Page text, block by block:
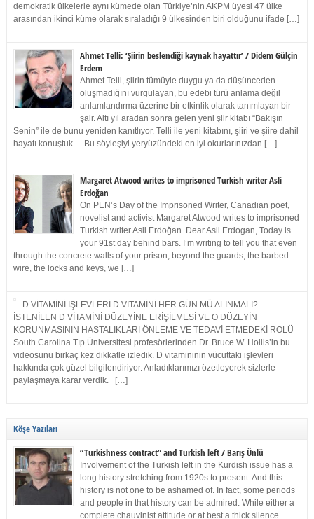
demokratik ülkelerle aynı kümede olan Türkiye’nin AKPM üyesi 47 ülke
arasından ikinci küme olarak sıraladığı 9 ülkesinden biri olduğunu ifade […]
Ahmet Telli: ‘Şiirin beslendiği kaynak hayattır’ / Didem Gülçin
Erdem
Ahmet Telli, şiirin tümüyle duygu ya da düşünceden
oluşmadığını vurgulayan, bu edebi türü anlama değil
anlamlandırma üzerine bir etkinlik olarak tanımlayan bir
şair. Altı yıl aradan sonra gelen yeni şiir kitabı “Bakışın
Senin” ile de bunu yeniden kanıtlıyor. Telli ile yeni kitabını, şiiri ve şiire dahil
hayatı konuştuk. – Bu söyleşiyi yeryüzündeki en iyi okurlarınızdan […]
Margaret Atwood writes to imprisoned Turkish writer Asli
Erdoğan
On PEN’s Day of the Imprisoned Writer, Canadian poet,
novelist and activist Margaret Atwood writes to imprisoned
Turkish writer Asli Erdoğan. Dear Asli Erdogan, Today is
your 91st day behind bars. I’m writing to tell you that even
through the concrete walls of your prison, beyond the guards, the barbed
wire, the locks and keys, we […]
D VİTAMİNİ İŞLEVLERİ D VİTAMİNİ HER GÜN MÜ ALINMALI?
İSTENİLEN D VİTAMİNİ DÜZEYİNE ERİŞİLMESİ VE O DÜZEYİN
KORUNMASININ HASTALIKLARI ÖNLEME VE TEDAVİ ETMEDEKİ ROLÜ
South Carolina Tıp Üniversitesi profesörlerinden Dr. Bruce W. Hollis’in bu
videosunu birkaç kez dikkatle izledik. D vitamininin vücuttaki işlevleri
hakkında çok güzel bilgilendiriyor. Anladıklarımızı özetleyerek sizlerle
paylaşmaya karar verdik. […]
Köşe Yazıları
“Turkishness contract” and Turkish left / Barış Ünlü
Involvement of the Turkish left in the Kurdish issue has a
long history stretching from 1920s to present. And this
history is not one to be ashamed of. In fact, some periods
and people in that history can be admired. While either a
complete chauvinist attitude or at best a thick silence